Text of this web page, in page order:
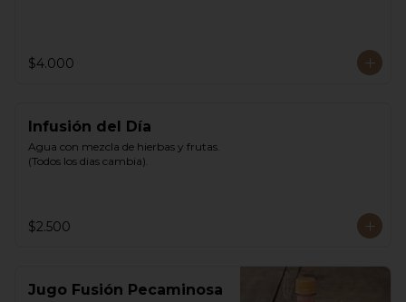
$4.000
Infusión del Día
Agua con mezcla de hierbas y frutas.
(Todos los dias cambia).
$2.500
Jugo Fusión Pecaminosa